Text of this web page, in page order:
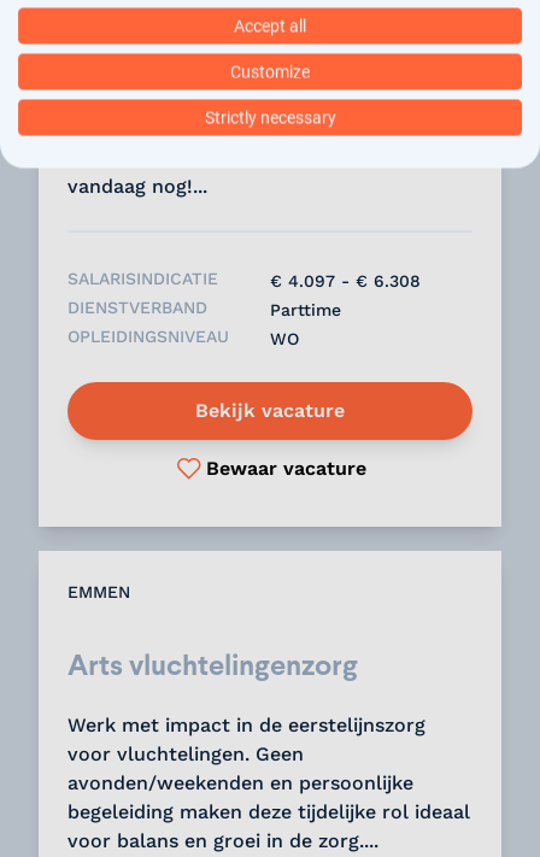
Wil jij in Waalwijk eerstelijnszorg bieden
aan kwetsbare vluchtelingen, met
flexibele uren, professionele autonomie en
zichtbare maatschappelijke impact?
vandaag nog!...
SALARISINDICATIE
€ 4.097 - € 6.308
DIENSTVERBAND
Parttime
OPLEIDINGSNIVEAU
WO
Bekijk vacature
Bewaar vacature
EMMEN
Arts vluchtelingenzorg
Werk met impact in de eerstelijnszorg
voor vluchtelingen. Geen
avonden/weekenden en persoonlijke
begeleiding maken deze tijdelijke rol ideaal
voor balans en groei in de zorg....
Accept all
Customize
Strictly necessary